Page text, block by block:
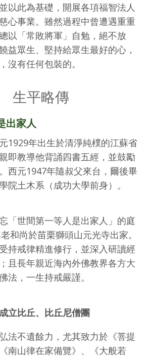
以此為基礎，開展各項福智法人
心事業。雖然過程中曾遭遇重重
以「常敗將軍」自勉，絕不放
益眾生、堅持給眾生最好的心，
沒有任何包裝的。
生平略傳
出家人
1929年出生於清淨純樸的江蘇省
即教導他背誦四書五經，並鼓勵
西元1947年隨叔父來台，爾後畢
院土木系（成功大學前身）。
「世間第一等人是出家人」的庭
和尚於苗栗獅頭山元光寺出家。
持戒律精進修行，並深入研讀經
且長年親近海內外佛教界各方大
法，一生持戒嚴謹。
立比丘、比丘尼僧團
法不遺餘力，尤其致力於《菩提
南山律在家備覽》、《大般若